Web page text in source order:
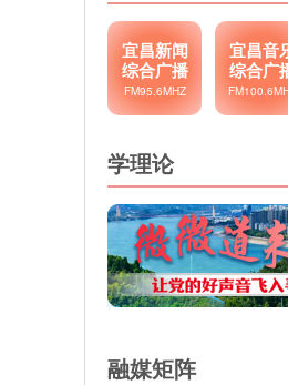
宜昌新闻
综合广播
FM95.6MHZ
宜昌音
综合广
学理论
融媒矩阵